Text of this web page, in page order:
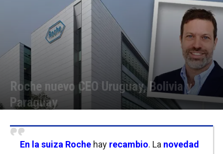
Roche nuevo CEO Uruguay, Bolivia y
Paraguay
En la suiza Roche hay recambio. La novedad